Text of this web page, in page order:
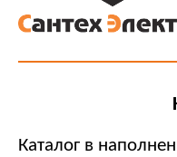
Каталог в